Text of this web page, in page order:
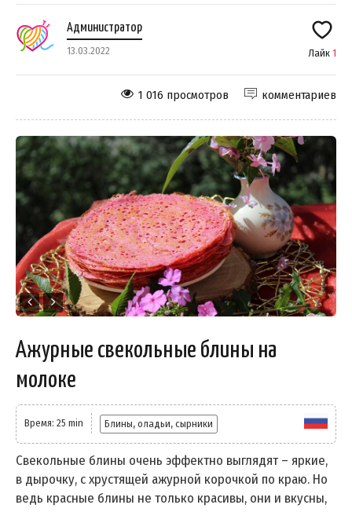
Администратор
13.03.2022 Лайк 1
комментариев
1 016 просмотров
Ажурные свекольные блины на
молоке
Время: 25 min Блины, оладьи, сырники
Свекольные блины очень эффектно выглядят – яркие,
в дырочку, с хрустящей ажурной корочкой по краю. Но
ведь красные блины не только красивы, они и вкусны,